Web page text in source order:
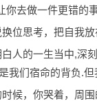
去做一件更错的事
位思考，把自我
人的一生当中,深
我们宿命的背负.
候，你哭着，周